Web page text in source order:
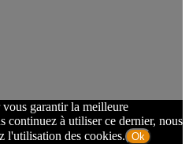
garantir la meilleure
continuez à utiliser ce dernier, nous
l'utilisation des cookies. Ok